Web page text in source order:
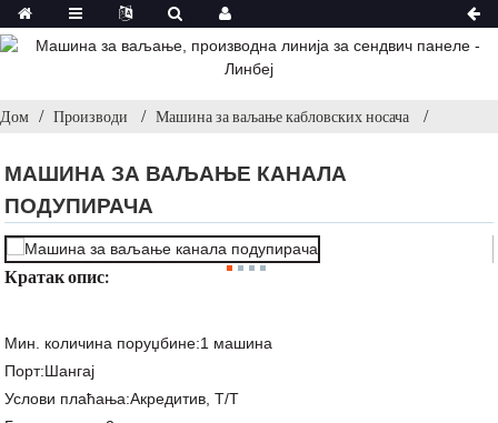
Дом Производи Машина за ваљање кабловских носача
МАШИНА ЗА ВАЉАЊЕ КАНАЛА
ПОДУПИРАЧА
Кратак опис:
Мин. количина поруџбине:1 машина
Порт:Шангај
Услови плаћања:Акредитив, Т/Т